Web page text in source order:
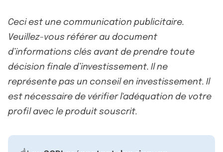
Ceci est une communication publicitaire.
Veuillez-vous référer au document
d’informations clés avant de prendre toute
décision finale d’investissement. Il ne
représente pas un conseil en investissement. Il
est nécessaire de vérifier l'adéquation de votre
profil avec le produit souscrit.